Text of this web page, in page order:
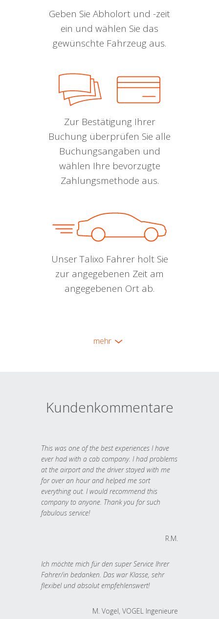
Geben Sie Abholort und -zeit
ein und wählen Sie das
gewünschte Fahrzeug aus.
Zur Bestätigung Ihrer
Buchung überprüfen Sie alle
Buchungsangaben und
wählen Ihre bevorzugte
Zahlungsmethode aus.
Unser Talixo Fahrer holt Sie
zur angegebenen Zeit am
angegebenen Ort ab.
mehr
Kundenkommentare
This was one of the best experiences I have
ever had with a cab company. I had problems
at the airport and the driver stayed with me
for over an hour and helped me sort
everything out. I would recommend this
company to anyone. Thank you for such
fabulous service!
R.M.
Ich möchte mich für den super Service Ihrer
Fahrer/in bedanken. Das war Klasse, sehr
flexibel und absolut empfehlenswert!
M. Vogel, VOGEL Ingenieure